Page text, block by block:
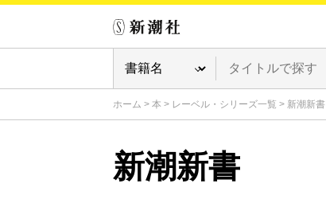
ホーム > 本 > レーベル・シリーズ一覧 > 新潮新書
新潮新書